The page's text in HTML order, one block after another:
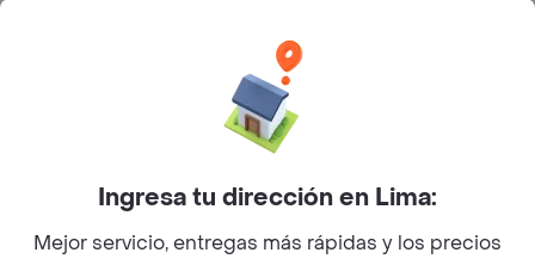
Sobre Rappi
Ingresa tu dirección en Lima:
Mejor servicio, entregas más rápidas y los precios